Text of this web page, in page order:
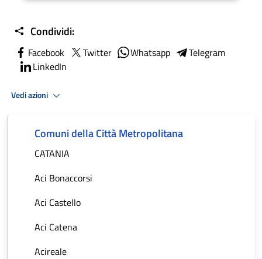
Condividi:
Facebook Twitter Whatsapp
Telegram
LinkedIn
Vedi azioni
Comuni della Città Metropolitana
CATANIA
Aci Bonaccorsi
Aci Castello
Aci Catena
Acireale